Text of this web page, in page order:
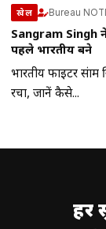
खेल Bureau
Sangram Singh
पहले भारतीय बने
भारतीय फाइटर
रचा, जानें कैसे...
हर